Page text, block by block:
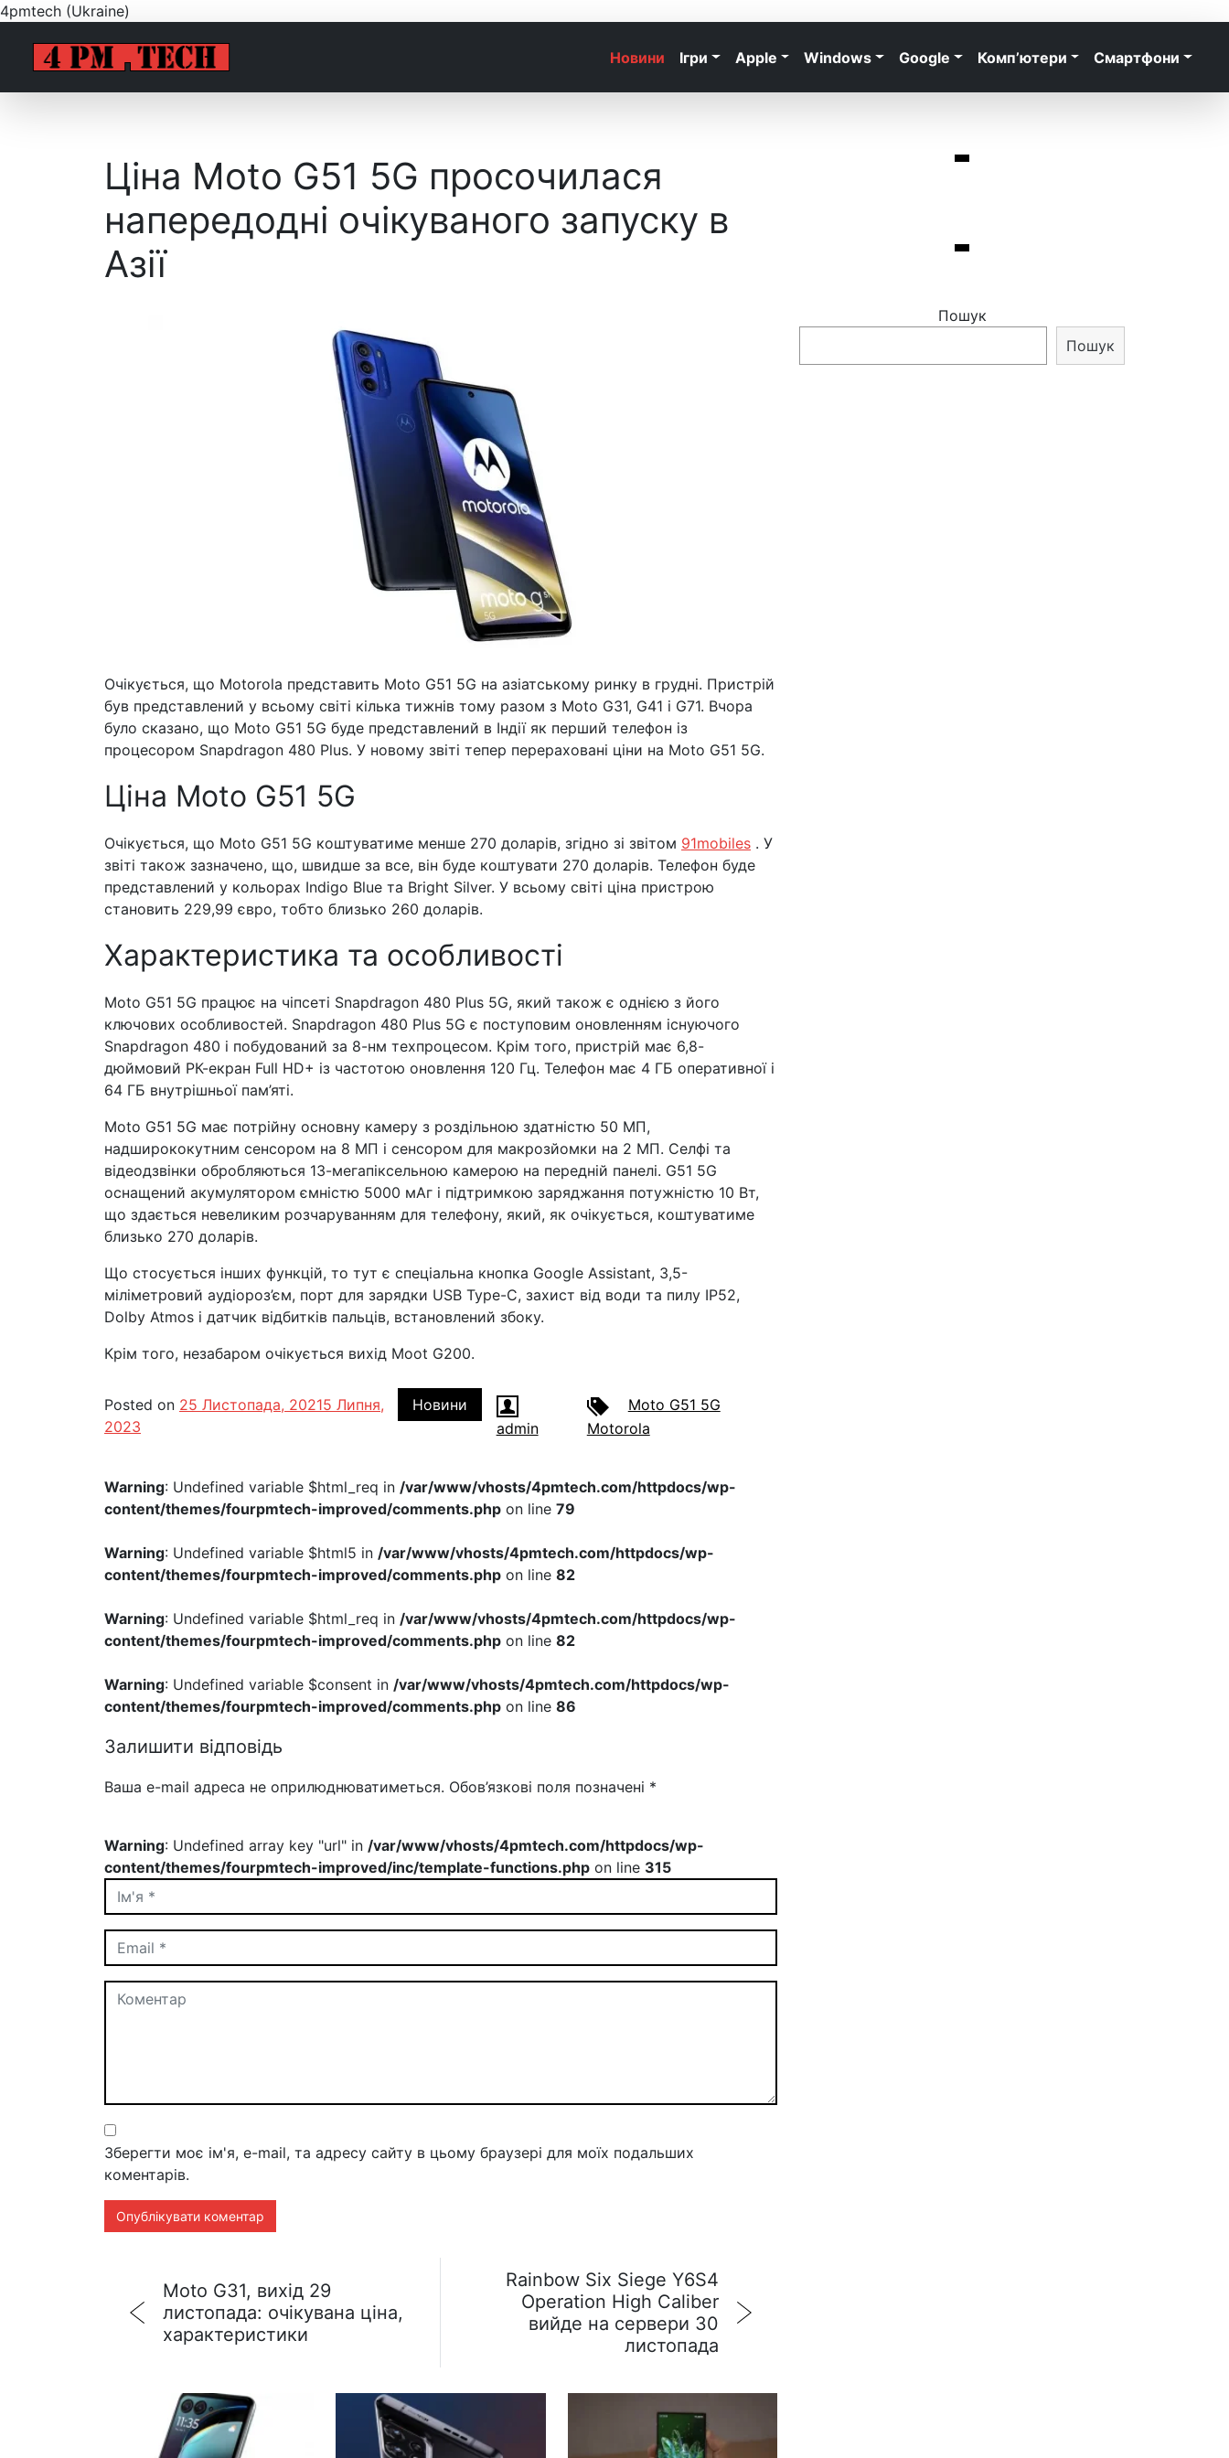
4pmtech (Ukraine)
Новини Ігри Apple Windows Google Комп’ютери Смартфони
Ціна Moto G51 5G просочилася
напередодні очікуваного запуску в
Азії
Очікується, що Motorola представить Moto G51 5G на азіатському ринку в грудні. Пристрій
був представлений у всьому світі кілька тижнів тому разом з Moto G31, G41 і G71. Вчора
було сказано, що Moto G51 5G буде представлений в Індії як перший телефон із
процесором Snapdragon 480 Plus. У новому звіті тепер перераховані ціни на Moto G51 5G.
Ціна Moto G51 5G
Очікується, що Moto G51 5G коштуватиме менше 270 доларів, згідно зі звітом 91mobiles . У
звіті також зазначено, що, швидше за все, він буде коштувати 270 доларів. Телефон буде
представлений у кольорах Indigo Blue та Bright Silver. У всьому світі ціна пристрою
становить 229,99 євро, тобто близько 260 доларів.
Характеристика та особливості
Moto G51 5G працює на чіпсеті Snapdragon 480 Plus 5G, який також є однією з його
ключових особливостей. Snapdragon 480 Plus 5G є поступовим оновленням існуючого
Snapdragon 480 і побудований за 8-нм техпроцесом. Крім того, пристрій має 6,8-
дюймовий РК-екран Full HD+ із частотою оновлення 120 Гц. Телефон має 4 ГБ оперативної і
64 ГБ внутрішньої пам’яті.
Moto G51 5G має потрійну основну камеру з роздільною здатністю 50 МП,
надширококутним сенсором на 8 МП і сенсором для макрозйомки на 2 МП. Селфі та
відеодзвінки обробляються 13-мегапіксельною камерою на передній панелі. G51 5G
оснащений акумулятором ємністю 5000 мАг і підтримкою заряджання потужністю 10 Вт,
що здається невеликим розчаруванням для телефону, який, як очікується, коштуватиме
близько 270 доларів.
Що стосується інших функцій, то тут є спеціальна кнопка Google Assistant, 3,5-
міліметровий аудіороз’єм, порт для зарядки USB Type-C, захист від води та пилу IP52,
Dolby Atmos і датчик відбитків пальців, встановлений збоку.
Крім того, незабаром очікується вихід Moot G200.
Posted on 25 Листопада, 20215 Липня,
2023
Новини
admin
Moto G51 5G
Motorola
Warning: Undefined variable $html_req in /var/www/vhosts/4pmtech.com/httpdocs/wp-
content/themes/fourpmtech-improved/comments.php on line 79
Warning: Undefined variable $html5 in /var/www/vhosts/4pmtech.com/httpdocs/wp-
content/themes/fourpmtech-improved/comments.php on line 82
Warning: Undefined variable $html_req in /var/www/vhosts/4pmtech.com/httpdocs/wp-
content/themes/fourpmtech-improved/comments.php on line 82
Warning: Undefined variable $consent in /var/www/vhosts/4pmtech.com/httpdocs/wp-
content/themes/fourpmtech-improved/comments.php on line 86
Залишити відповідь
Ваша e-mail адреса не оприлюднюватиметься. Обов’язкові поля позначені *
Warning: Undefined array key "url" in /var/www/vhosts/4pmtech.com/httpdocs/wp-
content/themes/fourpmtech-improved/inc/template-functions.php on line 315
Зберегти моє ім'я, e-mail, та адресу сайту в цьому браузері для моїх подальших
коментарів.
Moto G31, вихід 29
листопада: очікувана ціна,
характеристики
Rainbow Six Siege Y6S4
Operation High Caliber
вийде на сервери 30
листопада
Пошук
Пошук